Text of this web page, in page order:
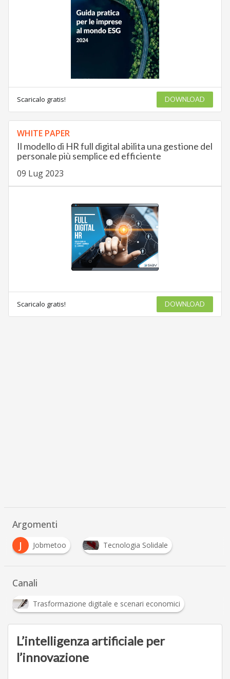
Scaricalo gratis! DOWNLOAD
WHITE PAPER
Il modello di HR full digital abilita una gestione del
personale più semplice ed efficiente
09 Lug 2023
Scaricalo gratis! DOWNLOAD
Argomenti
J
Jobmetoo Tecnologia Solidale
Canali
Trasformazione digitale e scenari economici
L’intelligenza artificiale per
l’innovazione